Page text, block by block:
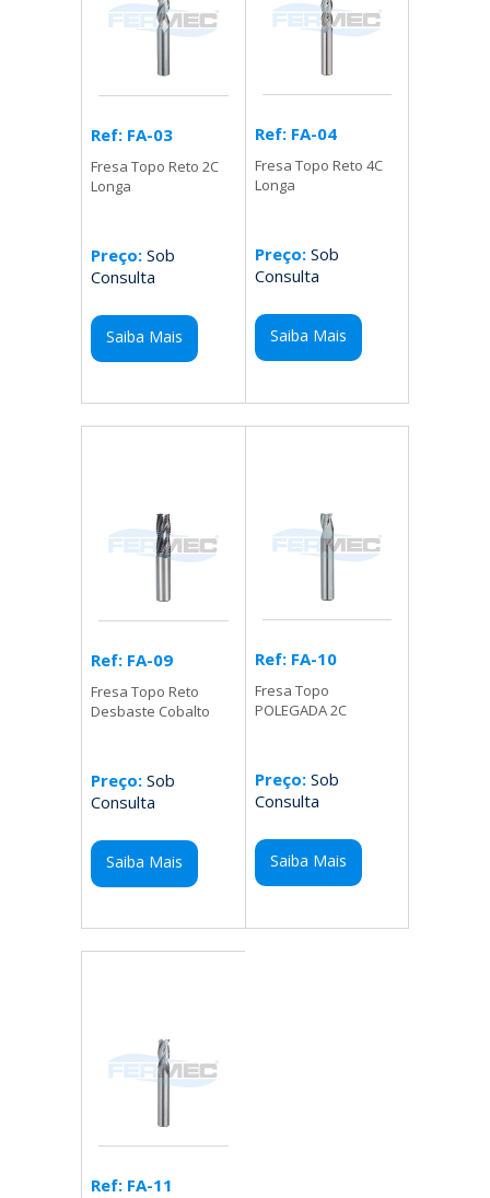
Ref: FA-03
Fresa Topo Reto 2C
Longa
Preço: Sob
Consulta
Saiba Mais
Ref: FA-04
Fresa Topo Reto 4C
Longa
Preço:Sob
Consulta
Saiba Mais
Ref: FA-09
Fresa Topo Reto
Desbaste Cobalto
Preço: Sob
Consulta
Saiba Mais
Ref: FA-10
Fresa Topo
POLEGADA 2C
Preço:Sob
Consulta
Saiba Mais
Ref: FA-11